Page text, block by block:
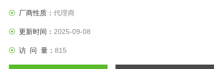
厂商性质： 代理商
更新时间： 2025-09-08
访 问 量： 815